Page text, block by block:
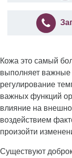
Кожа это самый
выполняет важные
регулирование
важных функций
влияние на
воздействием
произойти
Существуют